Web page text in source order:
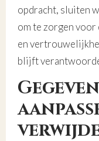
opdracht, sluiten
om te zorgen
en
blijft